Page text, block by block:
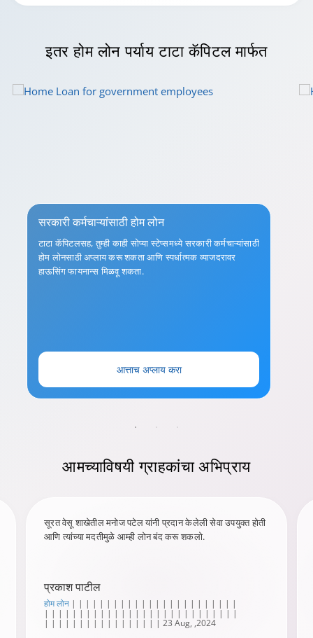
इतर होम लोनपर्याय टाटा कॅपिटल मार्फत
सरकारी कर्मचाऱ्यांसाठी होम लोन
टाटा कॅपिटलसह, तुम्ही काही सोप्या स्टेप्समध्ये सरकारी कर्मचाऱ्यांसाठी
होम लोनसाठी अप्लाय करू शकता आणि स्पर्धात्मक व्याजदरावर
हाऊसिंग फायनान्स मिळवू शकता.
आत्ताच अप्लाय करा
आमच्याविषयीग्राहकांचा अभिप्राय
सूरत वेसू शाखेतील मनोज पटेल यांनी प्रदान केलेली सेवा उपयुक्त होती
आणि त्यांच्या मदतीमुळे आम्ही लोन बंद करू शकलो.
प्रकाश पाटील
होम लोन | | | | | | | | | | | | | | | | | | | | | | | |
| | | | | | | | | | | | | | | | | | | | | | | | | | | |
| | | | | | | | | | | | | | | | | 23 Aug, ,2024